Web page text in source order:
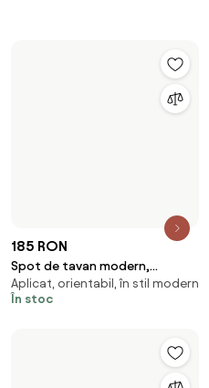
Aplicat, orientabil, cu finisaj din
155 RON